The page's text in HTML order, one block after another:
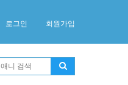
로그인 회원가입